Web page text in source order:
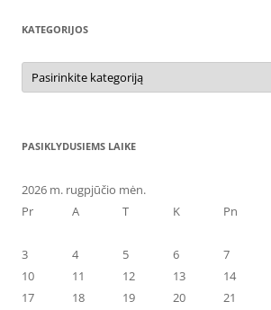
KATEGORIJOS
Kategorijos
PASIKLYDUSIEMS LAIKE
2026 m. rugpjūčio mėn.
Pr
A T K Pn
3
4 5 6 7
10
11 12 13 14
17
18 19 20 21